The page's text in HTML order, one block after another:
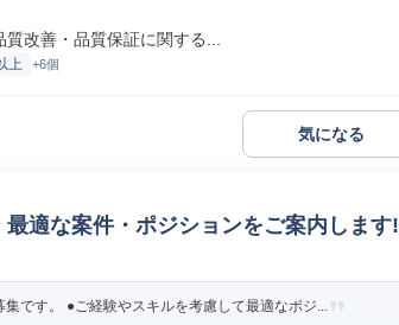
改善・品質保証に関する...
上 +6個
気になる
最適な案件・ポジションをご案内します!
です。 ●ご経験やスキルを考慮して最適なポジ...